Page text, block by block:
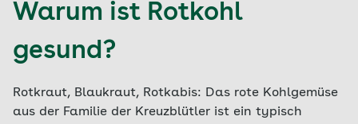
Warum ist Rotkohl
gesund?
Rotkraut, Blaukraut, Rotkabis: Das rote Kohlgemüse
aus der Familie der Kreuzblütler ist ein typisch